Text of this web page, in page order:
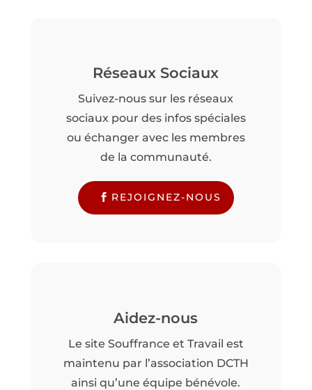
Réseaux Sociaux
Suivez-nous sur les réseaux
sociaux pour des infos spéciales
ou échanger avec les membres
de la communauté.
REJOIGNEZ-NOUS
Aidez-nous
Le site Souffrance et Travail est
maintenu par l’association DCTH
ainsi qu’une équipe bénévole.